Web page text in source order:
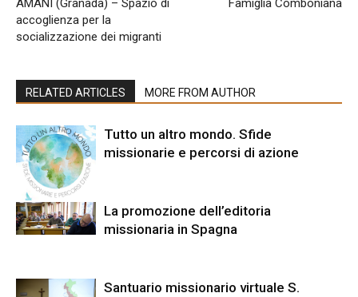
AMANI (Granada) – Spazio di
accoglienza per la
socializzazione dei migranti
Famiglia Comboniana
RELATED ARTICLES MORE FROM AUTHOR
Tutto un altro mondo. Sfide
missionarie e percorsi di azione
La promozione dell’editoria
missionaria in Spagna
Santuario missionario virtuale S.